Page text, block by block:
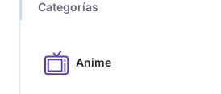
Categorías
Anime